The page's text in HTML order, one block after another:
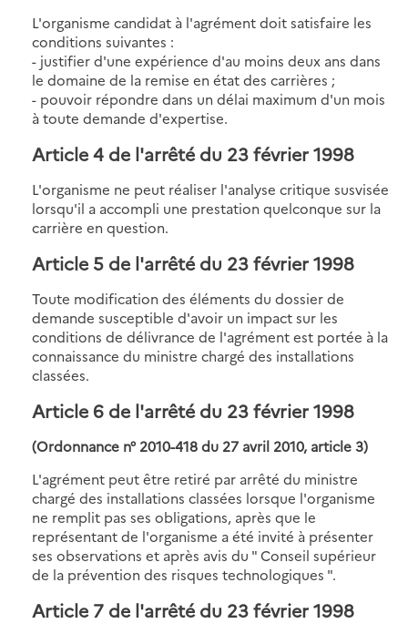
L'organisme candidat à l'agrément doit satisfaire les
conditions suivantes :
- justifier d'une expérience d'au moins deux ans dans
le domaine de la remise en état des carrières ;
- pouvoir répondre dans un délai maximum d'un mois
à toute demande d'expertise.
Article 4 de l'arrêté du 23 février 1998
L'organisme ne peut réaliser l'analyse critique susvisée
lorsqu'il a accompli une prestation quelconque sur la
carrière en question.
Article 5 de l'arrêté du 23 février 1998
Toute modification des éléments du dossier de
demande susceptible d'avoir un impact sur les
conditions de délivrance de l'agrément est portée à la
connaissance du ministre chargé des installations
classées.
Article 6 de l'arrêté du 23 février 1998
(Ordonnance n° 2010-418 du 27 avril 2010, article 3)
L'agrément peut être retiré par arrêté du ministre
chargé des installations classées lorsque l'organisme
ne remplit pas ses obligations, après que le
représentant de l'organisme a été invité à présenter
ses observations et après avis du " Conseil supérieur
de la prévention des risques technologiques ".
Article 7 de l'arrêté du 23 février 1998